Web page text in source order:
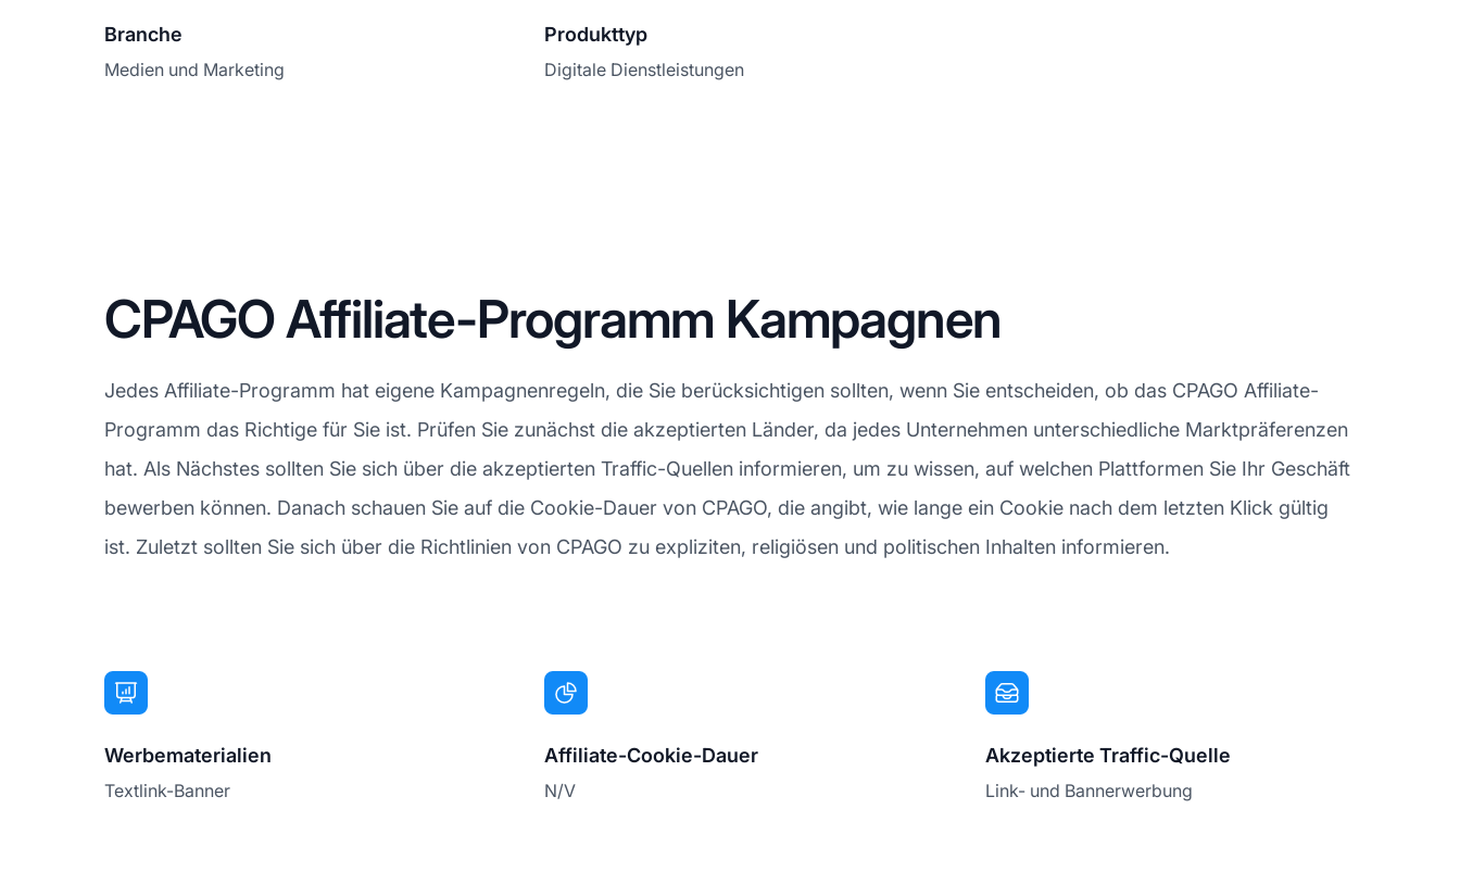
Branche
Medien und Marketing
Produkttyp
Digitale Dienstleistungen
CPAGO Affiliate-Programm Kampagnen
Jedes Affiliate-Programm hat eigene Kampagnenregeln, die Sie berücksichtigen sollten, wenn Sie entscheiden, ob das CPAGO Affiliate-
Programm das Richtige für Sie ist. Prüfen Sie zunächst die akzeptierten Länder, da jedes Unternehmen unterschiedliche Marktpräferenzen
hat. Als Nächstes sollten Sie sich über die akzeptierten Traffic-Quellen informieren, um zu wissen, auf welchen Plattformen Sie Ihr Geschäft
bewerben können. Danach schauen Sie auf die Cookie-Dauer von CPAGO, die angibt, wie lange ein Cookie nach dem letzten Klick gültig
ist. Zuletzt sollten Sie sich über die Richtlinien von CPAGO zu expliziten, religiösen und politischen Inhalten informieren.
Werbematerialien
Textlink-Banner
Affiliate-Cookie-Dauer
N/V
Akzeptierte Traffic-Quelle
Link- und Bannerwerbung